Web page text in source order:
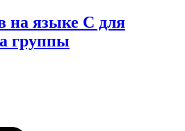
на языке С для
группы